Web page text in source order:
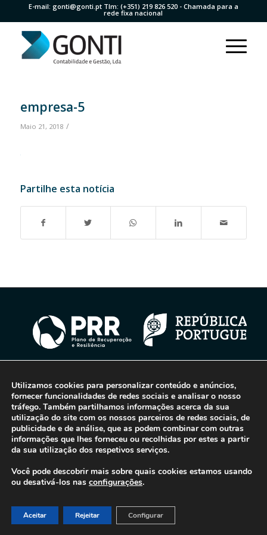
E-mail: gonti@gonti.ptTlm: (+351) 219 826 520- Chamada para a
rede fixa nacional
empresa-5
Maio 21, 2018 /
Partilhe esta notícia
© 2016-2026 - Gonti Contabilidade e Gestão -Política de Privacidade
Livro de Reclamações
Utilizamos cookies para personalizar conteúdo e anúncios,
fornecer funcionalidades de redes sociais e analisar o nosso
tráfego. Também partilhamos informações acerca da sua
utilização do site com os nossos parceiros de redes sociais, de
publicidade e de análise, que as podem combinar com outras
informações que lhes forneceu ou recolhidas por estes a partir
da sua utilização dos respetivos serviços.
Você pode descobrir mais sobre quais cookies estamos usando
ou desativá-los nas configurações.
Aceitar Rejeitar Configurar